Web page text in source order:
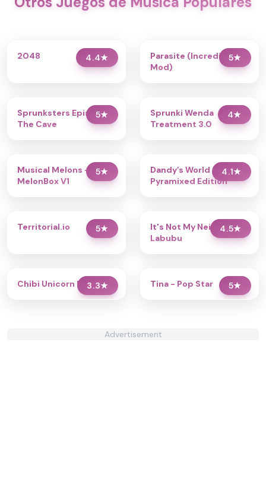
4.4★
2048 5★
Parasite (Incredibox
Mod)
5★
Sprunksters Episode 2:
The Cave
4★
Sprunki Wenda
Treatment 3.0
5★
Musical Melons –
MelonBox V1
4.1★
Dandy’s World
Pyramixed Edition
5★
Territorial.io 4.5★
It's Not My Neighbor:
Labubu
3.3★
Chibi Unicorn Dress Up 5★
Tina - Pop Star
Advertisement